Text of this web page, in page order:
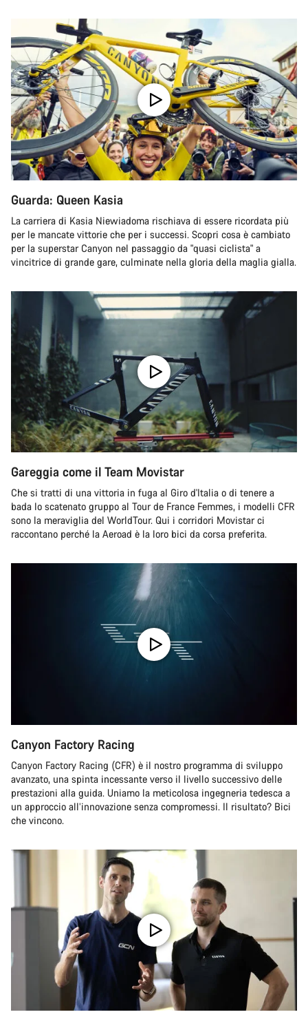
Guarda: Queen Kasia
La carriera di Kasia Niewiadoma rischiava di essere ricordata più
per le mancate vittorie che per i successi. Scopri cosa è cambiato
per la superstar Canyon nel passaggio da "quasi ciclista" a
vincitrice di grande gare, culminate nella gloria della maglia gialla.
Gareggia come il Team Movistar
Che si tratti di una vittoria in fuga al Giro d'Italia o di tenere a
bada lo scatenato gruppo al Tour de France Femmes, i modelli CFR
sono la meraviglia del WorldTour. Qui i corridori Movistar ci
raccontano perché la Aeroad è la loro bici da corsa preferita.
Canyon Factory Racing
Canyon Factory Racing (CFR) è il nostro programma di sviluppo
avanzato, una spinta incessante verso il livello successivo delle
prestazioni alla guida. Uniamo la meticolosa ingegneria tedesca a
un approccio all’innovazione senza compromessi. Il risultato? Bici
che vincono.